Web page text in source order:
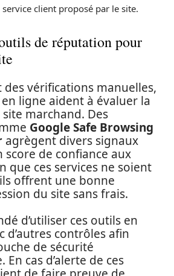
client proposé par le site.
de réputation pour
des vérifications manuelles,
ligne aident à évaluer la
marchand. Des
Google Safe Browsing
agrègent divers signaux
de confiance aux
que ces services ne soient
offrent une bonne
du site sans frais.
d’utiliser ces outils en
d’autres contrôles afin
de sécurité
cas d’alerte de ces